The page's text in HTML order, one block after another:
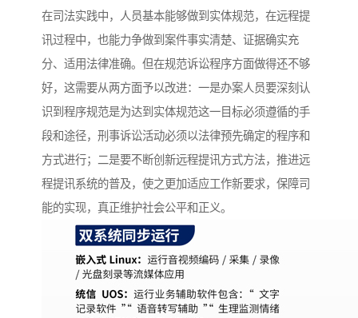
在司法实践中，人员基本能够做到实体规范，在远程提
讯过程中，也能力争做到案件事实清楚、证据确实充
分、适用法律准确。但在规范诉讼程序方面做得还不够
好，这需要从两方面予以改进：一是办案人员要深刻认
识到程序规范是为达到实体规范这一目标必须遵循的手
段和途径，刑事诉讼活动必须以法律预先确定的程序和
方式进行；二是要不断创新远程提讯方式方法，推进远
程提讯系统的普及，使之更加适应工作新要求，保障司
能的实现，真正维护社会公平和正义。